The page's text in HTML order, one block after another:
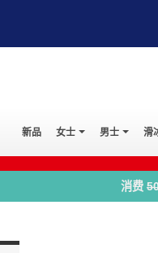
新品 女士 男士 滑
消费